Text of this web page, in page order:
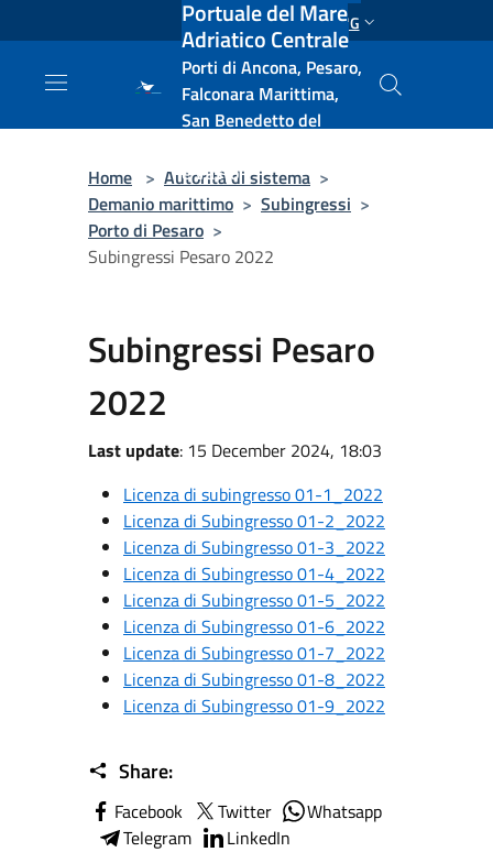
Salta al contenuto principale ENG
Portuale del Mare
Adriatico Centrale
Porti di Ancona, Pesaro,
Falconara Marittima,
San Benedetto del
e Vasto
Home > Autorità di sistema >
Demanio marittimo > Subingressi >
Porto di Pesaro >
Subingressi Pesaro 2022
Subingressi Pesaro
2022
Last update: 15 December 2024, 18:03
Licenza di subingresso 01-1_2022
Licenza di Subingresso 01-2_2022
Licenza di Subingresso 01-3_2022
Licenza di Subingresso 01-4_2022
Licenza di Subingresso 01-5_2022
Licenza di Subingresso 01-6_2022
Licenza di Subingresso 01-7_2022
Licenza di Subingresso 01-8_2022
Licenza di Subingresso 01-9_2022
Share:
Facebook Twitter
Whatsapp
Telegram
LinkedIn